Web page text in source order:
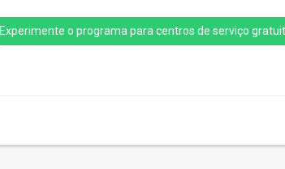
Experimente o programa para centros de serviço